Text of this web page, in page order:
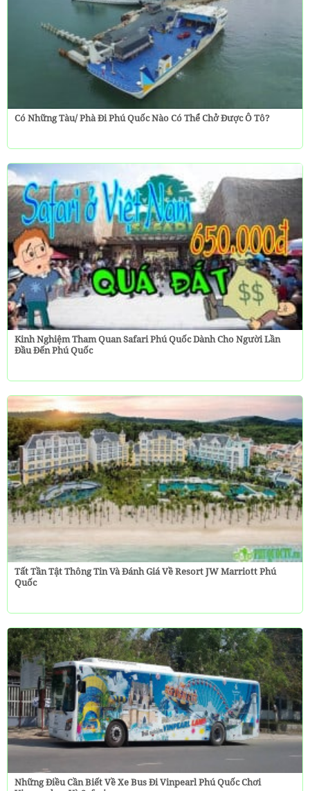
Có Những Tàu/ Phà Đi Phú Quốc Nào Có Thể Chở Được Ô Tô?
Kinh Nghiệm Tham Quan Safari Phú Quốc Dành Cho Người Lần
Đầu Đến Phú Quốc
Tất Tần Tật Thông Tin Và Đánh Giá Về Resort JW Marriott Phú
Quốc
Những Điều Cần Biết Về Xe Bus Đi Vinpearl Phú Quốc Chơi